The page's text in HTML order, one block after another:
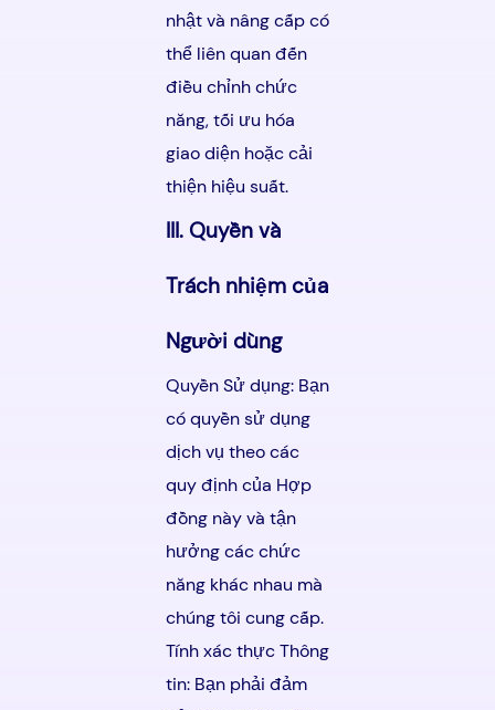
nhật và nâng cấp có
thể liên quan đến
điều chỉnh chức
năng, tối ưu hóa
giao diện hoặc cải
thiện hiệu suất.
III. Quyền và
Trách nhiệm của
Người dùng
Quyền Sử dụng: Bạn
có quyền sử dụng
dịch vụ theo các
quy định của Hợp
đồng này và tận
hưởng các chức
năng khác nhau mà
chúng tôi cung cấp.
Tính xác thực Thông
tin: Bạn phải đảm